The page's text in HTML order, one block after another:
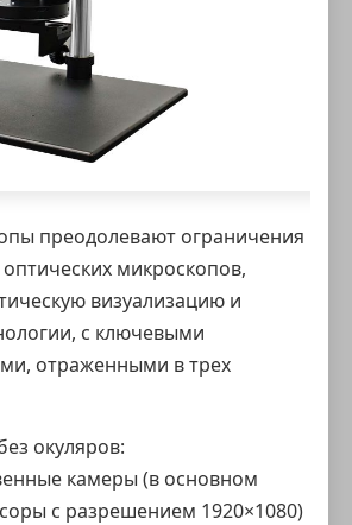
преодолевают ограничения
микроскопов,
визуализацию и
с ключевыми
отраженными в трех
окуляров:
камеры (в основном
с разрешением 1920×1080)